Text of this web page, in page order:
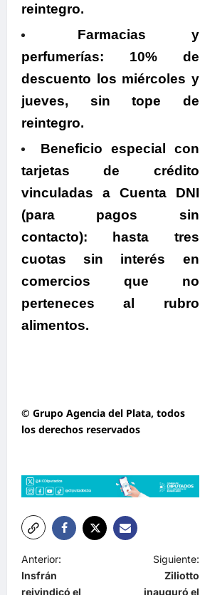
reintegro.
Farmacias y
perfumerías: 10% de
descuento los miércoles y
jueves, sin tope de
reintegro.
Beneficio especial con
tarjetas de crédito
vinculadas a Cuenta DNI
(para pagos sin
contacto): hasta tres
cuotas sin interés en
comercios que no
perteneces al rubro
alimentos.
© Grupo Agencia del Plata, todos
los derechos reservados
N
a
Anterior:
Insfrán
reivindicó el
Siguiente:
Ziliotto
inauguró el